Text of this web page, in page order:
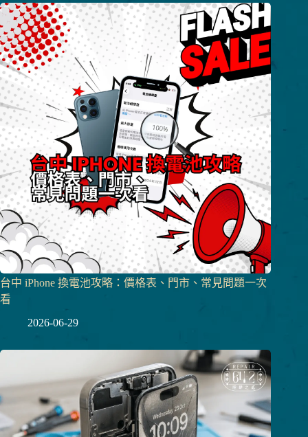
台中 iPhone 換電池攻略：價格表、門市、常見問題一次
看
2026-06-29